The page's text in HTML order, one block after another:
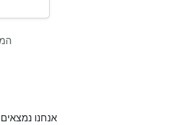
אנחנו